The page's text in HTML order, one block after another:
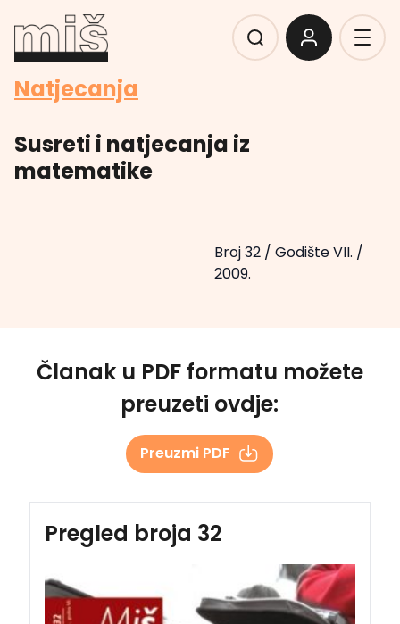
Natjecanja
Susreti i natjecanja iz
matematike
Broj 32/ Godište VII. /
2009.
Članak u PDF formatu možete
preuzeti ovdje:
Preuzmi PDF
Pregled broja 32